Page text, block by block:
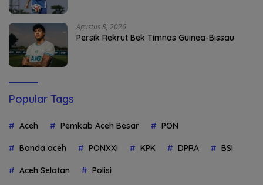
Agustus 8, 2026
Persik Rekrut Bek Timnas Guinea-Bissau
Popular Tags
Aceh Pemkab Aceh Besar PON
Banda aceh PONXXI KPK DPRA BSI
Aceh Selatan Polisi